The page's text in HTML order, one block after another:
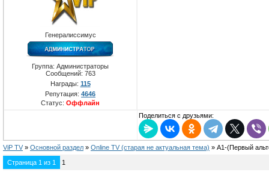
Генералиссимус
Группа: Администраторы
Сообщений: 763
Награды: 115
Репутация: 4646
Статус: Оффлайн
Поделиться с друзьями:
ViP TV » Oсновной раздел » Online TV (старая не актуальная тема) » А1-(Первый
Страница 1 из 1 1